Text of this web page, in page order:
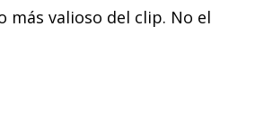
más valioso del clip. No el